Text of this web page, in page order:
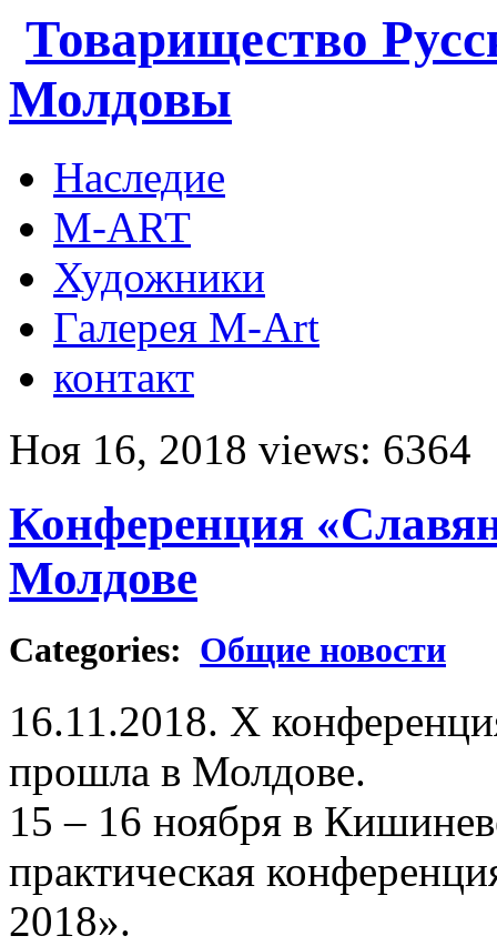
Товарищество
Молдовы
Наследие
M-ART
Художники
Галерея M-Art
контакт
Ноя 16, 2018 views: 6364
Конференция
Молдове
Categories: Общие новости
16.11.2018. Х
прошла в Молдове.
15 – 16 ноября в
практическая
2018».